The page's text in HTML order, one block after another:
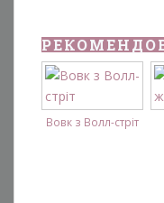
Вовк з Волл-стріт